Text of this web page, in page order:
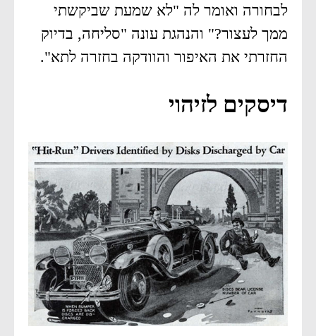
לבחורה ואומר לה "לא שמעת שביקשתי
ממך לעצור?" והנהגת עונה "סליחה, בדיוק
החזרתי את האיפור והוודקה בחזרה לתא".
דיסקים לזיהוי